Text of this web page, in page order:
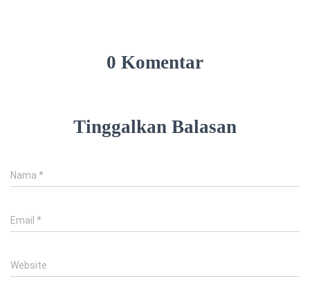
0 Komentar
Tinggalkan Balasan
Nama *
Email *
Website